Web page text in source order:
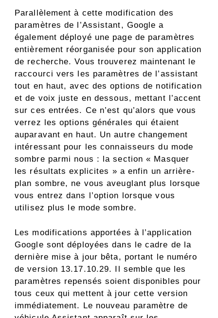
Parallèlement à cette modification des
paramètres de l’Assistant, Google a
également déployé une page de paramètres
entièrement réorganisée pour son application
de recherche. Vous trouverez maintenant le
raccourci vers les paramètres de l’assistant
tout en haut, avec des options de notification
et de voix juste en dessous, mettant l’accent
sur ces entrées. Ce n’est qu’alors que vous
verrez les options générales qui étaient
auparavant en haut. Un autre changement
intéressant pour les connaisseurs du mode
sombre parmi nous : la section « Masquer
les résultats explicites » a enfin un arrière-
plan sombre, ne vous aveuglant plus lorsque
vous entrez dans l’option lorsque vous
utilisez plus le mode sombre.
Les modifications apportées à l’application
Google sont déployées dans le cadre de la
dernière mise à jour bêta, portant le numéro
de version 13.17.10.29. Il semble que les
paramètres repensés soient disponibles pour
tous ceux qui mettent à jour cette version
immédiatement. Le nouveau paramètre de